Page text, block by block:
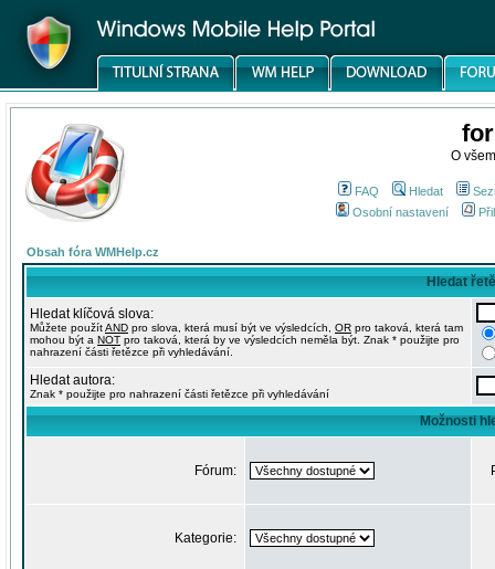
O
FAQ Hledat
Osobní nastavení
Obsah fóra WMHelp.cz
Hledat
Hledat klíčová slova:
Můžete použítAND pro slova, která musí být ve výsledcích, OR pro taková, která tam
mohou být a NOT pro taková, která by ve výsledcích neměla být. Znak * použijte pro
nahrazení části řetězce při vyhledávání.
Hledat autora:
Znak * použijte pro nahrazení části řetězce při vyhledávání
Možnosti
Fórum:
Kategorie: